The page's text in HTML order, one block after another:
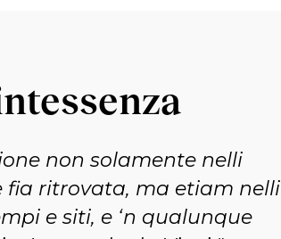
non solamente nelli
fia ritrovata, ma etiam nelli
e siti, e ‘n qualunque